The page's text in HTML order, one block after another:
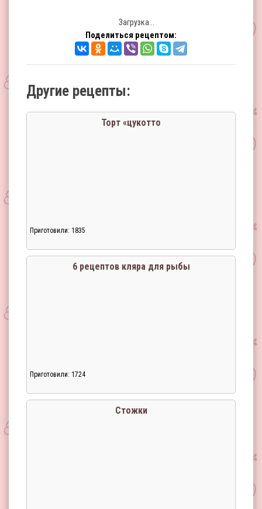
Загрузка...
Поделиться рецептом:
Другие рецепты:
Торт «цукотто
Приготовили: 1835
6 рецептов кляра для рыбы
Приготовили: 1724
Стожки